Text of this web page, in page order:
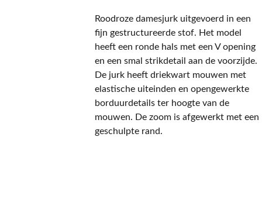
Roodroze damesjurk uitgevoerd in een
fijn gestructureerde stof. Het model
heeft een ronde hals met een V opening
en een smal strikdetail aan de voorzijde.
De jurk heeft driekwart mouwen met
elastische uiteinden en opengewerkte
borduurdetails ter hoogte van de
mouwen. De zoom is afgewerkt met een
geschulpte rand.